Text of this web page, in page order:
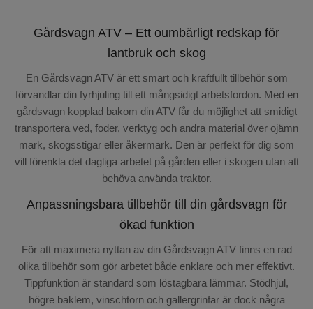
Gårdsvagn ATV – Ett oumbärligt redskap för
lantbruk och skog
En Gårdsvagn ATV är ett smart och kraftfullt tillbehör som
förvandlar din fyrhjuling till ett mångsidigt arbetsfordon. Med en
gårdsvagn kopplad bakom din ATV får du möjlighet att smidigt
transportera ved, foder, verktyg och andra material över ojämn
mark, skogsstigar eller åkermark. Den är perfekt för dig som
vill förenkla det dagliga arbetet på gården eller i skogen utan att
behöva använda traktor.
Anpassningsbara tillbehör till din gårdsvagn för
ökad funktion
För att maximera nyttan av din Gårdsvagn ATV finns en rad
olika tillbehör som gör arbetet både enklare och mer effektivt.
Tippfunktion är standard som löstagbara lämmar. Stödhjul,
högre baklem, vinschtorn och gallergrinfar är dock några